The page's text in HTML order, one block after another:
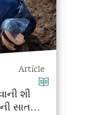
Article
શી
સાત